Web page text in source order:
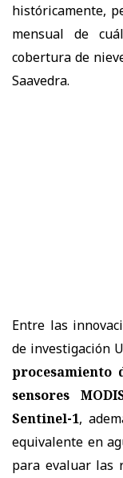
históricamente,
mensual de
cobertura de
Saavedra.
Entre las
de investigación
procesamiento
sensores
Sentinel-1,
equivalente en
para evaluar las